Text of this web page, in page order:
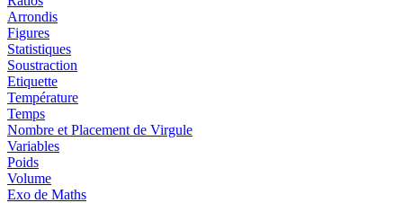
Arrondis
Figures
Statistiques
Soustraction
Etiquette
Température
Temps
Nombre et Placement de Virgule
Variables
Poids
Volume
Exo de Maths